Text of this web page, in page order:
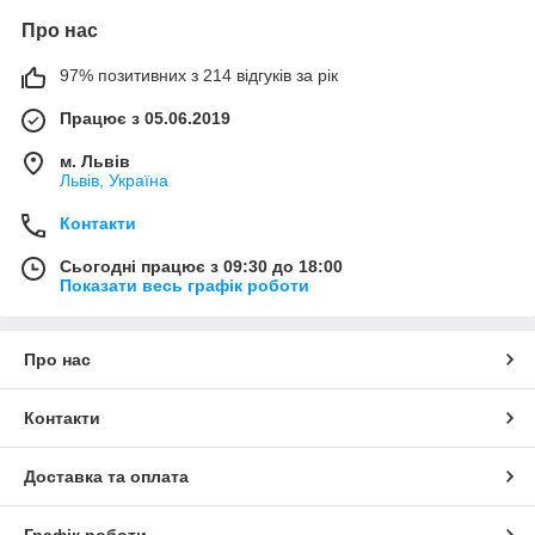
Про нас
97% позитивних з 214 відгуків за рік
Працює з 05.06.2019
м. Львів
Львів, Україна
Контакти
Сьогодні працює з 09:30 до 18:00
Показати весь графік роботи
Про нас
Контакти
Доставка та оплата